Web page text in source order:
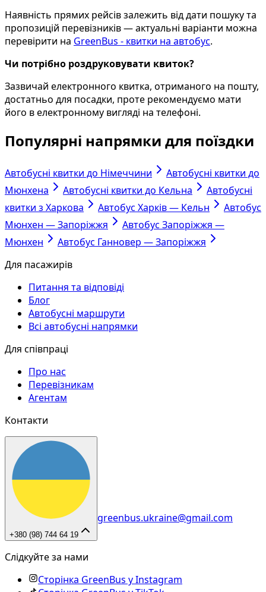
Наявність прямих рейсів залежить від дати пошуку та
пропозицій перевізників — актуальні варіанти можна
перевірити на GreenBus - квитки на автобус.
Чи потрібно роздруковувати квиток?
Зазвичай електронного квитка, отриманого на пошту,
достатньо для посадки, проте рекомендуємо мати
його в електронному вигляді на телефоні.
Популярні напрямки для поїздки
Автобусні квитки до Німеччини
Автобусні квитки до
Мюнхена
Автобусні квитки до Кельна
Автобусні
квитки з Харкова
Автобус Харків — Кельн
Автобус
Мюнхен — Запоріжжя
Автобус Запоріжжя —
Мюнхен
Автобус Ганновер — Запоріжжя
Для пасажирів
Питання та відповіді
Блог
Автобусні маршрути
Всі автобусні напрямки
Для співпраці
Про нас
Перевізникам
Агентам
Контакти
+380 (98) 744 64 19
greenbus.ukraine@gmail.com
Слідкуйте за нами
Сторінка GreenBus у Instagram